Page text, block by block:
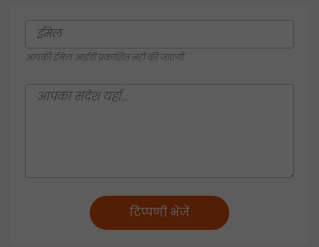
आपकी ईमेल आईडी प्रकाशित नहीं की जाएगी
टिप्पणी भेजें